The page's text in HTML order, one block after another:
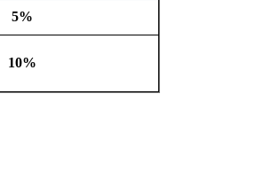
5%
10%